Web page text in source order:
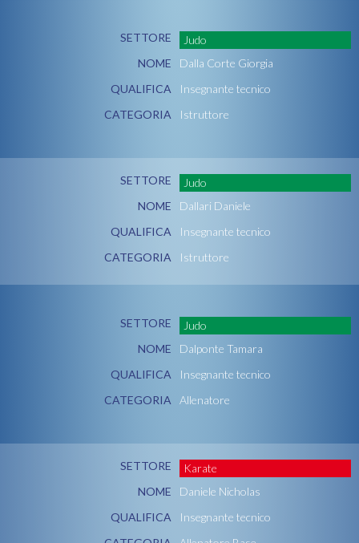
SETTORE
Judo
NOME
Dalla Corte Giorgia
QUALIFICA
Insegnante tecnico
CATEGORIA
Istruttore
SETTORE
Judo
NOME
Dallari Daniele
QUALIFICA
Insegnante tecnico
CATEGORIA
Istruttore
SETTORE
Judo
NOME
Dalponte Tamara
QUALIFICA
Insegnante tecnico
CATEGORIA Allenatore
SETTORE
Karate
NOME
Daniele Nicholas
QUALIFICA
Insegnante tecnico